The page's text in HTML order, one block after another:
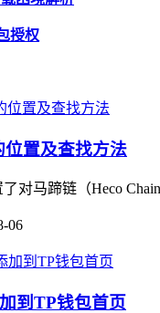
授权
置及查找方法
对马蹄链（Heco
06
到TP钱包首页